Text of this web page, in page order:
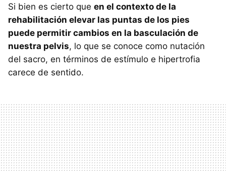
Si bien es cierto que en el contexto de la
rehabilitación elevar las puntas de los pies
puede permitir cambios en la basculación de
nuestra pelvis, lo que se conoce como nutación
del sacro, en términos de estímulo e hipertrofia
carece de sentido.